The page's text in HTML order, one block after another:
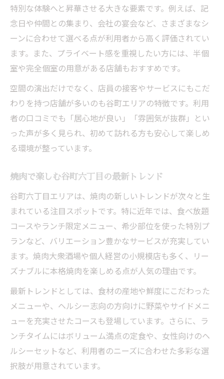
特別な体験へと昇華させる大きな要素です。例えば、記
念日や仲間との集まり、会社の宴会など、さまざまなシ
ーンに合わせて選べる点が利用者から高く評価されてい
ます。また、プライベート感を重視したい方には、半個
室や完全個室の用意がある店舗もおすすめです。
空間の演出だけでなく、店員の接客やサービスにもこだ
わりを持つ店舗が多いのも谷町エリアの特徴です。利用
者の口コミでも「居心地が良い」「雰囲気が抜群」とい
った声が多く見られ、初めて訪れる方も安心して楽しめ
る環境が整っています。
焼肉で楽しむ谷町六丁目の最新トレンド
谷町六丁目エリアは、焼肉の新しいトレンドが次々と生
まれている注目スポットです。特に近年では、食べ放題
コースやランチ限定メニュー、希少部位を使った特別プ
ランなど、バリエーション豊かなサービスが充実してい
ます。焼肉大衆酒場や個人経営の小規模店も多く、リー
ズナブルに本格焼肉を楽しめる点が人気の理由です。
最新トレンドとしては、食材の産地や鮮度にこだわった
メニューや、ヘルシー志向の方向けに野菜やサイドメニ
ューを充実させたコースも登場しています。さらに、ラ
ンチタイムにはボリューム満点の定食や、女性向けのヘ
ルシーセットなど、利用者のニーズに合わせた多彩な選
択肢が用意されています。